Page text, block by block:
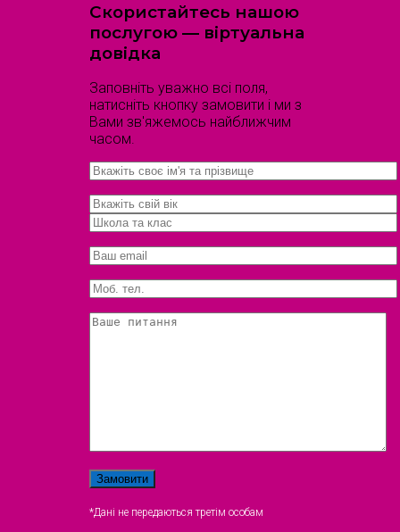
Скористайтесь нашою
послугою — віртуальна
довідка
Заповніть уважно всі поля,
натисніть кнопку замовити і ми з
Вами зв'яжемось найближчим
часом.
*Дані не передаються третім особам